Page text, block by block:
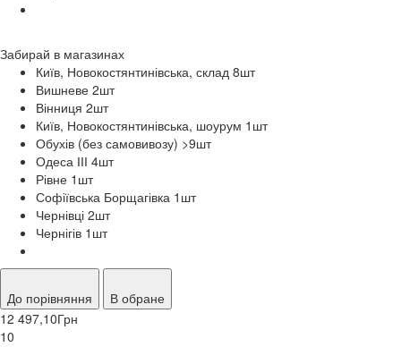
Забирай в магазинах
Київ, Новокостянтинівська, склад 8шт
Вишневе 2шт
Вінниця 2шт
Київ, Новокостянтинівська, шоурум 1 шт
Обухів (без самовивозу) >9шт
Одеса ІІІ 4шт
Рівне 1 шт
Софіївська Борщагівка 1 шт
Чернівці 2шт
Чернігів 1 шт
До порівняння
В обране
12 497,10Грн
10